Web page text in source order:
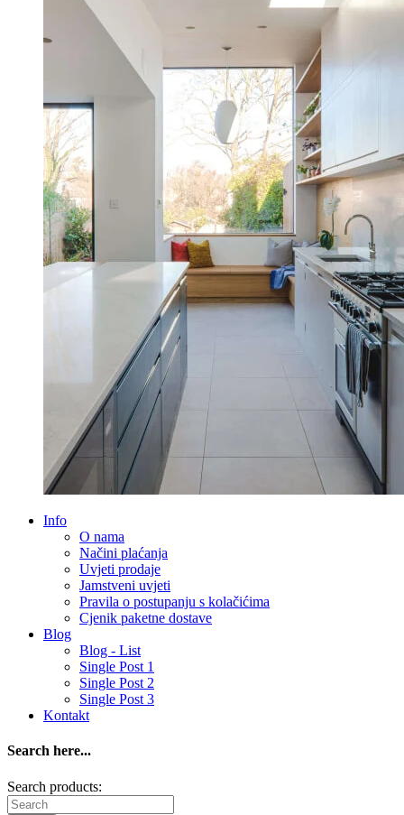
Info
O nama
Načini plaćanja
Uvjeti prodaje
Jamstveni uvjeti
Pravila o postupanju s kolačićima
Cjenik paketne dostave
Blog
Blog - List
Single Post 1
Single Post 2
Single Post 3
Kontakt
Search here...
Search products: